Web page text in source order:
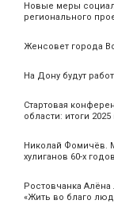
Новые меры
регионального
Женсовет города
На Дону будут
Стартовая
области: итоги
Николай Фомичёв.
хулиганов 60-х
Ростовчанка
«Жить во благо